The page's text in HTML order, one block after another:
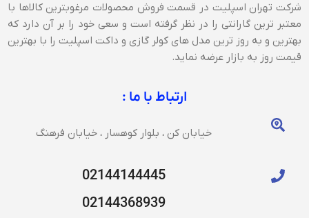
شرکت تهران اسپلیت در قسمت فروش محصولات مرغوبترین کالاها با
معتبر ترین گارانتی را در نظر گرفته است و سعی خود را بر آن دارد که
بهترین و به روز ترین مدل های کولر گازی و داکت اسپلیت را با بهترین
قیمت روز به بازار عرضه نماید.
ارتباط با ما :
خیابان کن ، بلوار کوهسار ، خیابان فرهنگ
02144144445
02144368939